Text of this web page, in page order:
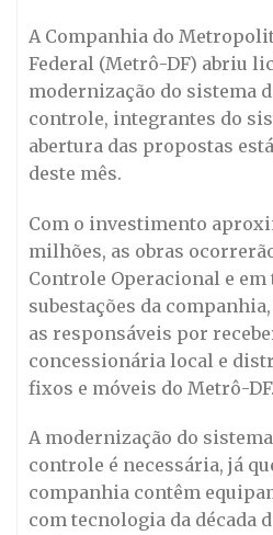
A Companhia do
Federal (Metrô-DF) abriu
modernização do sistema
controle, integrantes do
abertura das propostas
deste mês.
Com o investimento
milhões, as obras
Controle Operacional e em
subestações da
as responsáveis por
concessionária local e
fixos e móveis do Metrô-DF.
A modernização do
controle é necessária, já
companhia contêm
com tecnologia da década